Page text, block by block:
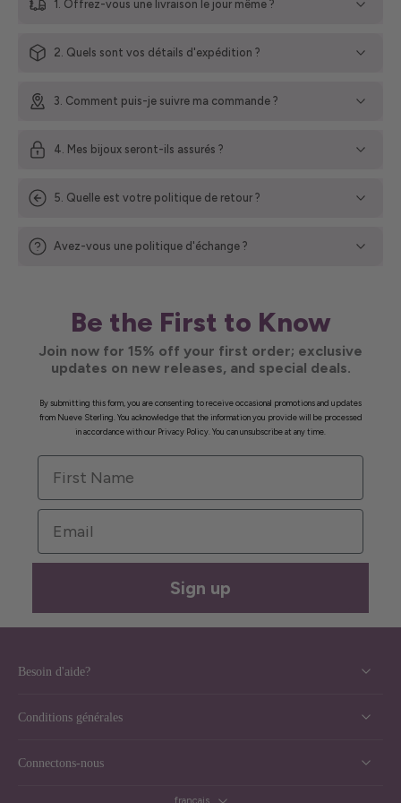
1. Offrez-vous une livraison le jour même ?
2. Quels sont vos détails d'expédition ?
3. Comment puis-je suivre ma commande ?
4. Mes bijoux seront-ils assurés ?
5. Quelle est votre politique de retour ?
Avez-vous une politique d'échange ?
Be the First to Know
Join now for 15% off your first order; exclusive
updates on new releases, and special deals.
By submitting this form, you are consenting to receive occasional promotions and updates
from Nueve Sterling. You acknowledge that the information you provide will be processed
in accordance with our Privacy Policy. You can unsubscribe at any time.
First Name
Email
Sign up
Besoin d'aide?
Conditions générales
Connectons-nous